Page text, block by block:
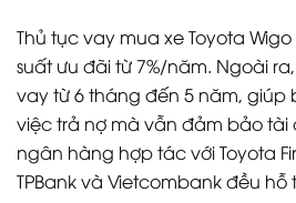
Thủ tục vay mua xe Toyota
suất ưu đãi từ 7%/năm. Ngoài
vay từ 6 tháng đến 5 năm, giúp
việc trả nợ mà vẫn đảm bảo
ngân hàng hợp tác với Toyota
TPBank và Vietcombank đều